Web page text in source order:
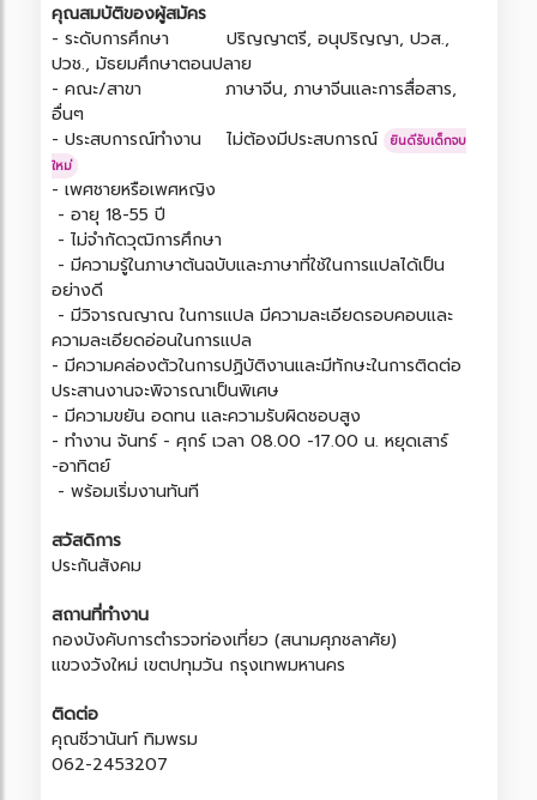
คุณสมบัติของผู้สมัคร
- ระดับการศึกษา
ปริญญาตรี, อนุปริญญา, ปวส.,
ปวช., มัธยมศึกษาตอนปลาย
- คณะ/สาขา
ภาษาจีน, ภาษาจีนและการสื่อสาร,
อื่นๆ
- ประสบการณ์ทำงาน
ไม่ต้องมีประสบการณ์
ยินดีรับเด็กจบ
ใหม่
- เพศชายหรือเพศหญิง
- อายุ 18-55 ปี
- ไม่จำกัดวุฒิการศึกษา
- มีความรู้ในภาษาต้นฉบับและภาษาที่ใช้ในการแปลได้เป็น
อย่างดี
- มีวิจารณญาณ ในการแปล มีความละเอียดรอบคอบและ
ความละเอียดอ่อนในการแปล
- มีความคล่องตัวในการปฏิบัติงานและมีทักษะในการติดต่อ
ประสานงานจะพิจารณาเป็นพิเศษ
- มีความขยัน อดทน และความรับผิดชอบสูง
- ทำงาน จันทร์ - ศุกร์ เวลา 08.00 -17.00 น. หยุดเสาร์
-อาทิตย์
- พร้อมเริ่มงานทันที
สวัสดิการ
ประกันสังคม
สถานที่ทำงาน
กองบังคับการตำรวจท่องเที่ยว (สนามศุภชลาศัย)
แขวงวังใหม่ เขตปทุมวัน กรุงเทพมหานคร
ติดต่อ
คุณชีวานันท์ ทิมพรม
062-2453207